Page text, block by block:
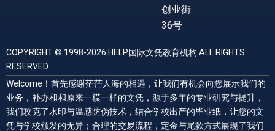
创业街
36号
COPYRIGHT © 1998-2026 HELP国际文凭教育机构 ALL RIGHTS
RESERVED.
Welcome！首先感谢茫茫人海的相遇，让我们有机会向您展示我们的
业务，补办和和原来一模一样的文凭，源于多年的专业研究与提升，
我们攻克了水印与温感防伪技术，结合学校出产的毕业纸，让您的文
凭与学校颁发的无异；合理的交易流程，定金与尾款方式展现了我们